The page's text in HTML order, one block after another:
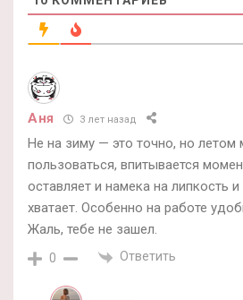
Аня 3 лет назад
Не на зиму — это точно, но летом
пользоваться, впитывается
оставляет и намека на липкость
хватает. Особенно на работе
Жаль, тебе не зашел.
0 Ответить